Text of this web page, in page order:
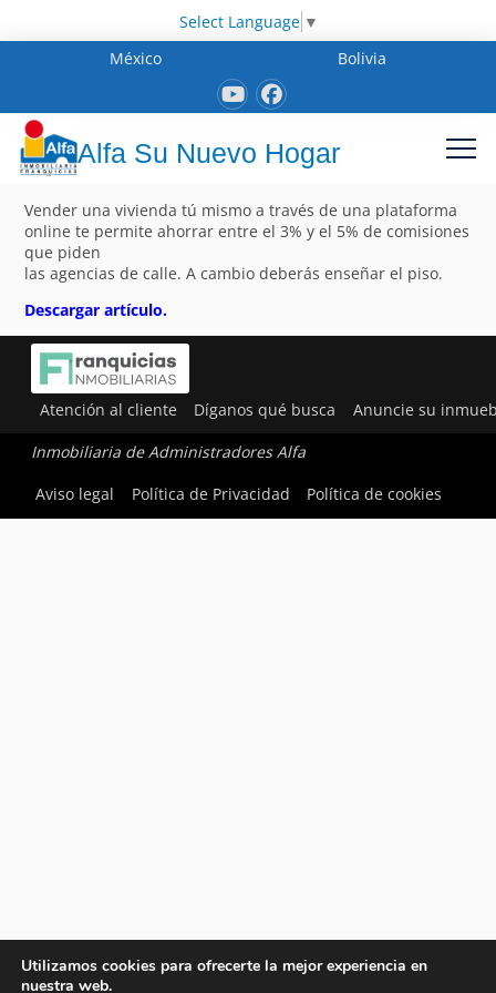
Select Language ▼
México
Bolivia
Alfa Su Nuevo Hogar
Vender una vivienda tú mismo a través de una plataforma
online te permite ahorrar entre el 3% y el 5% de comisiones
que piden
las agencias de calle. A cambio deberás enseñar el piso.
Descargar artículo.
Atención al cliente Díganos qué busca Anuncie su
Inmobiliaria de Administradores Alfa
Aviso legal
Política de Privacidad Política de cookies
Utilizamos cookies para ofrecerte la mejor experiencia en
nuestra web.